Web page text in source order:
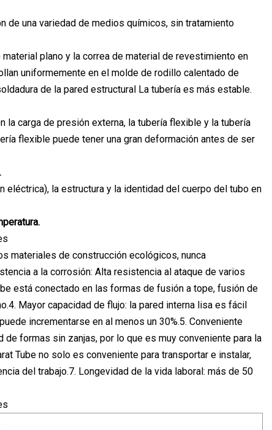
de una variedad de medios químicos, sin tratamiento
plano y la correa de material de revestimiento en
uniformemente en el molde de rodillo calentado de
de la pared estructural La tubería es más estable.
carga de presión externa, la tubería flexible y la tubería
flexible puede tener una gran deformación antes de ser
eléctrica), la estructura y la identidad del cuerpo del tubo en
materiales de construcción ecológicos, nunca
a la corrosión: Alta resistencia al ataque de varios
está conectado en las formas de fusión a tope, fusión de
Mayor capacidad de flujo: la pared interna lisa es fácil
incrementarse en al menos un 30%.5. Conveniente
de formas sin zanjas, por lo que es muy conveniente para la
Tube no solo es conveniente para transportar e instalar,
del trabajo.7. Longevidad de la vida laboral: más de 50